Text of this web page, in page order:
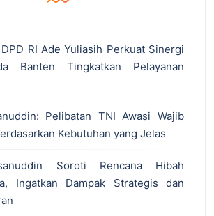
RI Ade Yuliasih Perkuat Sinergi
Banten Tingkatkan Pelayanan
Pelibatan TNI Awasi Wajib
Kebutuhan yang Jelas
Soroti Rencana Hibah
Ingatkan Dampak Strategis dan